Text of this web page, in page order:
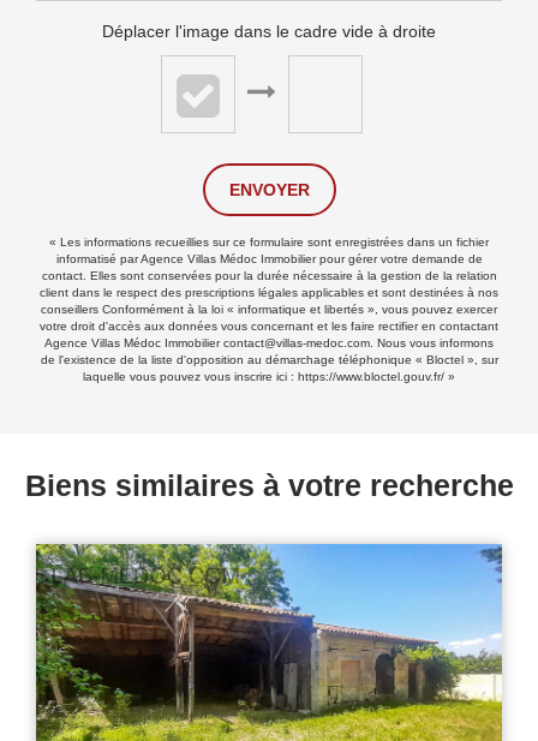
Déplacer l'image dans le cadre vide à droite
ENVOYER
« Les informations recueillies sur ce formulaire sont enregistrées dans un fichier
informatisé par Agence Villas Médoc Immobilier pour gérer votre demande de
contact. Elles sont conservées pour la durée nécessaire à la gestion de la relation
client dans le respect des prescriptions légales applicables et sont destinées à nos
conseillers Conformément à la loi « informatique et libertés », vous pouvez exercer
votre droit d'accès aux données vous concernant et les faire rectifier en contactant
Agence Villas Médoc Immobilier contact@villas-medoc.com. Nous vous informons
de l'existence de la liste d'opposition au démarchage téléphonique « Bloctel », sur
laquelle vous pouvez vous inscrire ici : https://www.bloctel.gouv.fr/ »
Biens similaires à votre recherche